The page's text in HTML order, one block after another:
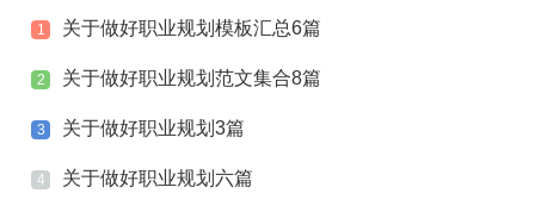
1 关于做好职业规划模板汇总6篇
2 关于做好职业规划范文集合8篇
3 关于做好职业规划3篇
4 关于做好职业规划六篇